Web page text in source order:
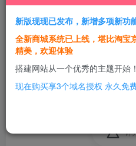
红色框内这个选择标签要怎
评
新版现现已发布，新增多项新功
全新商城系统已上线，堪比淘宝
精美，欢迎体验
搭建网站从一个优秀的主题开始！
现在购买享3个域名授权 永久免